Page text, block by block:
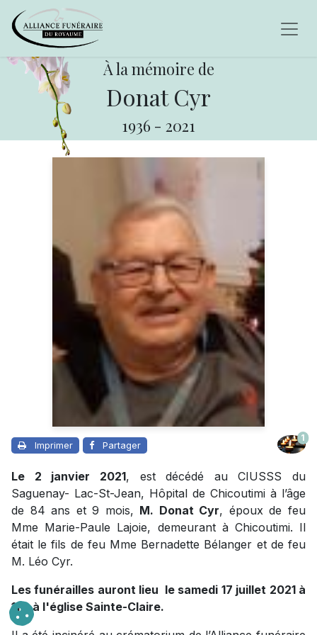
À la mémoire de
Donat Cyr
1936 - 2021
Imprimer Partager
1
Le 2 janvier 2021, est décédé au CIUSSS du
Saguenay- Lac-St-Jean, Hôpital de Chicoutimi à l’âge
de 84 ans et 9 mois, M. Donat Cyr, époux de feu
Mme Marie-Paule Lajoie, demeurant à Chicoutimi. Il
était le fils de feu Mme Bernadette Bélanger et de feu
M. Léo Cyr.
Les funérailles auront lieu le samedi 17 juillet 2021 à
11 h à l'église Sainte-Claire.